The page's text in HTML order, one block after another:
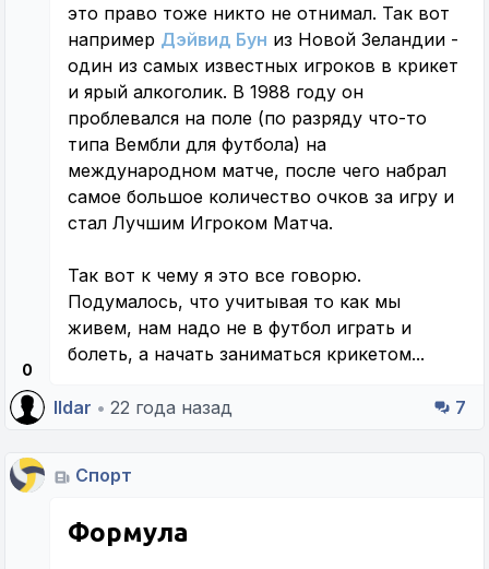
0
это право тоже никто не отнимал. Так вот
например Дэйвид Бун из Новой Зеландии -
один из самых известных игроков в крикет
и ярый алкоголик. В 1988 году он
проблевался на поле (по разряду что-то
типа Вембли для футбола) на
международном матче, после чего набрал
самое большое количество очков за игру и
стал Лучшим Игроком Матча.
Так вот к чему я это все говорю.
Подумалось, что учитывая то как мы
живем, нам надо не в футбол играть и
болеть, а начать заниматься крикетом...
Ildar • 22 года назад 7
Спорт
Формула